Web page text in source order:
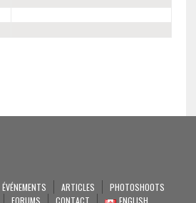
ÉVÉNEMENTS ARTICLES
PHOTOSHOOTS
FORUMS CONTACT ENGLISH